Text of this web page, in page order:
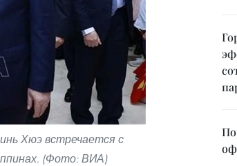
Хюэ встречается с
(Фото: ВИА)